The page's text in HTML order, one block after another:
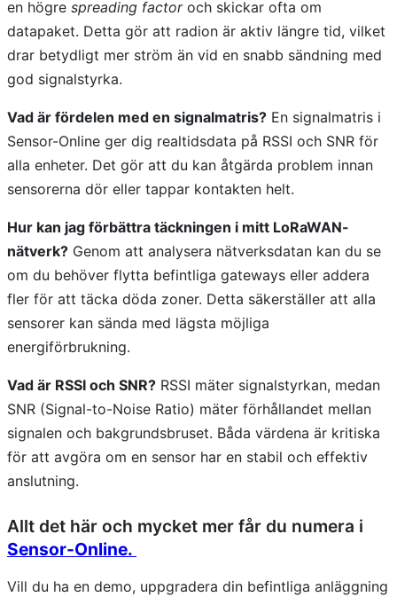
en högre spreading factoroch skickar ofta om
datapaket. Detta gör att radion är aktiv längre tid, vilket
drar betydligt mer ström än vid en snabb sändning med
god signalstyrka.
Vad är fördelen med en signalmatris? En signalmatris i
Sensor-Online ger dig realtidsdata på RSSI och SNR för
alla enheter. Det gör att du kan åtgärda problem innan
sensorerna dör eller tappar kontakten helt.
Hur kan jag förbättra täckningen i mitt LoRaWAN-
nätverk? Genom att analysera nätverksdatan kan du se
om du behöver flytta befintliga gateways eller addera
fler för att täcka döda zoner. Detta säkerställer att alla
sensorer kan sända med lägsta möjliga
energiförbrukning.
Vad är RSSI och SNR? RSSI mäter signalstyrkan, medan
SNR (Signal-to-Noise Ratio) mäter förhållandet mellan
signalen och bakgrundsbruset. Båda värdena är kritiska
för att avgöra om en sensor har en stabil och effektiv
anslutning.
Allt det här och mycket mer får du numera i
Sensor-Online.
Vill du ha en demo, uppgradera din befintliga anläggning